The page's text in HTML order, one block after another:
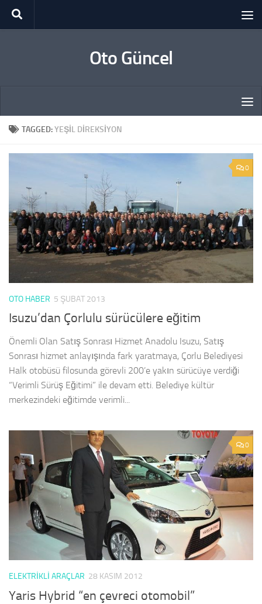
Skip to content
Oto Güncel
TAGGED:YEŞIL DIREKSIYON
0
OTO HABER 5 ŞUBAT 2013
Isuzu’dan Çorlulu sürücülere eğitim
Önemli Olan Satış Sonrası Hizmet Anadolu Isuzu, Satış
Sonrası hizmet anlayışında fark yaratmaya, Çorlu Belediyesi
Halk otobüsü filosunda görevli 200’e yakın sürücüye verdiği
“Verimli Sürüş Eğitimi” ile devam etti. Belediye kültür
merkezindeki eğitimde verimli...
0
ELEKTRIKLI ARAÇLAR 28 KASIM 2012
Yaris Hybrid “en çevreci otomobil”